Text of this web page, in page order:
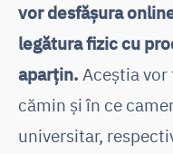
vor desfășura
legătura fizic cu
aparțin. Aceștia
cămin și în ce
universitar,